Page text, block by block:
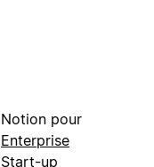
Notion pour
Enterprise
Start-up